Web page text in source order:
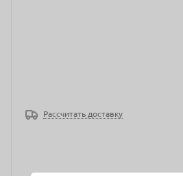
Рассчитать доставку